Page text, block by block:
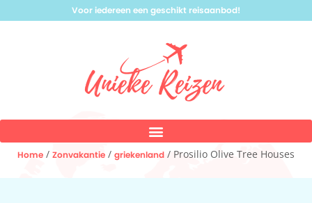
Voor iedereen een geschikt reisaanbod!
Home / Zonvakantie / griekenland / Prosilio Olive Tree Houses